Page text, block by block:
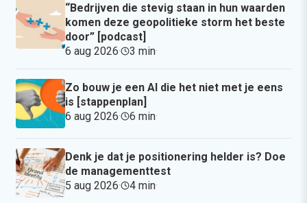
“Bedrijven die stevig staan in hun waarden
komen deze geopolitieke storm het beste
door” [podcast]
6 aug 2026· 3 min·
Zo bouw je een AI die het niet met je eens
is [stappenplan]
6 aug 2026· 6 min·
Denk je dat je positionering helder is? Doe
de managementtest
5 aug 2026· 4 min·